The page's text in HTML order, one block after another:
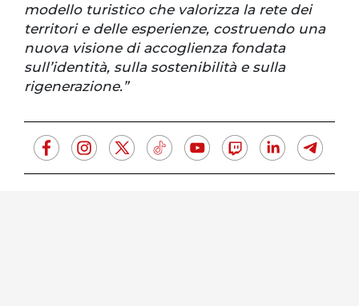
modello turistico che valorizza la rete dei
territori e delle esperienze, costruendo una
nuova visione di accoglienza fondata
sull’identità, sulla sostenibilità e sulla
rigenerazione.”